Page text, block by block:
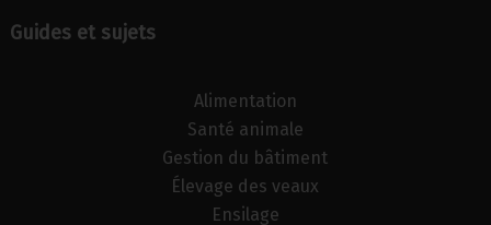
Guides et sujets
Alimentation
Santé animale
Gestion du bâtiment
Élevage des veaux
Ensilage